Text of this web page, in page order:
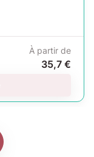
À partir de
35,7 €